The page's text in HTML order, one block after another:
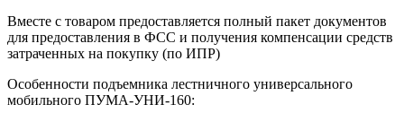
Вместе с товаром предоставляется полный пакет документов
для предоставления в ФСС и получения компенсации средств
затраченных на покупку (по ИПР)
Особенности подъемника лестничного универсального
мобильного ПУМА-УНИ-160: